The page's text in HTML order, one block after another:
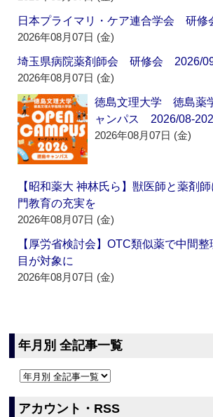
日本プライマリ・ケア連合学会 研
2026年08月07日 (金)
埼玉県病院薬剤師会 研修会 2026/
2026年08月07日 (金)
徳島文理大学 徳島薬
ャンパス 2026/08-
2026年08月07日 (金)
【昭和薬大 神林氏ら】獣医師と薬剤
門教育の充実を
2026年08月07日 (金)
【厚労省検討会】OTC類似薬で中間
目が対象に
2026年08月07日 (金)
年月別 全記事一覧
アカウント・RSS